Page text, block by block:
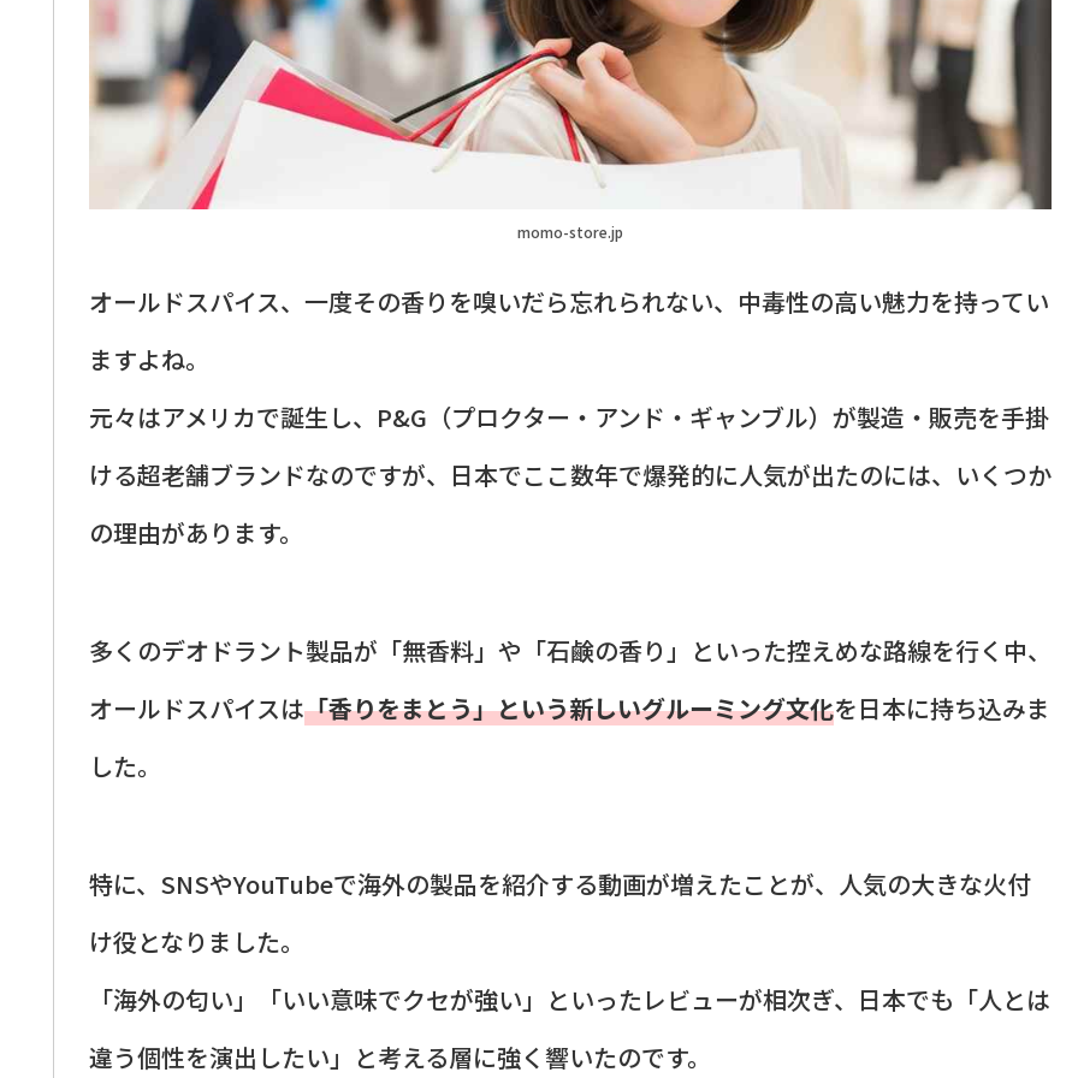
momo-store.jp
オールドスパイス、一度その香りを嗅いだら忘れられない、中毒性の高い魅力を持ってい
ますよね。
元々はアメリカで誕生し、P&G（プロクター・アンド・ギャンブル）が製造・販売を手掛
ける超老舗ブランドなのですが、日本でここ数年で爆発的に人気が出たのには、いくつか
の理由があります。
多くのデオドラント製品が「無香料」や「石鹸の香り」といった控えめな路線を行く中、
オールドスパイスは「香りをまとう」という新しいグルーミング文化を日本に持ち込みま
した。
特に、SNSやYouTubeで海外の製品を紹介する動画が増えたことが、人気の大きな火付
け役となりました。
「海外の匂い」「いい意味でクセが強い」といったレビューが相次ぎ、日本でも「人とは
違う個性を演出したい」と考える層に強く響いたのです。